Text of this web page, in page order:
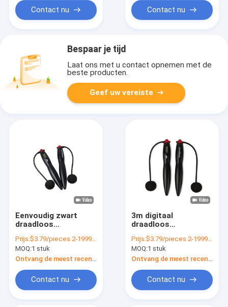
Contact nu Contact nu
Bespaar je tijd
Laat ons met u contact opnemen met de
beste producten.
Geef uw vereiste
Eenvoudig zwart
draadloos
met 200 mm lengte
en loop teller
Prijs:$3.79/pieces 2-1999 pieces
MOQ:1 stuk
Contact nu
3m digitaal
draadloos
en draadloos
Prijs:$3.79/pieces 2-1999 pieces
MOQ:1 stuk
Contact nu